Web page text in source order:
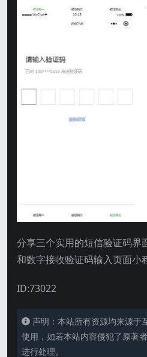
分享三个实用的短信验证码界
和数字接收验证码输入页面小
ID:73022
声明：本站所有资源均来源于
使用，如若本站内容侵犯了原著
进行处理。